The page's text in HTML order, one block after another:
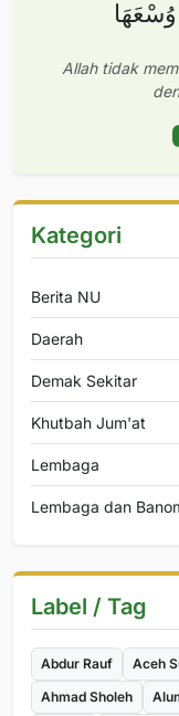
وُسْعَهَا
Allah tidak
Kategori
Berita NU
Daerah
Demak Sekitar
Khutbah Jum'at
Lembaga
Lembaga dan
Label / Tag
Abdur Rauf Aceh
Ahmad Sholeh